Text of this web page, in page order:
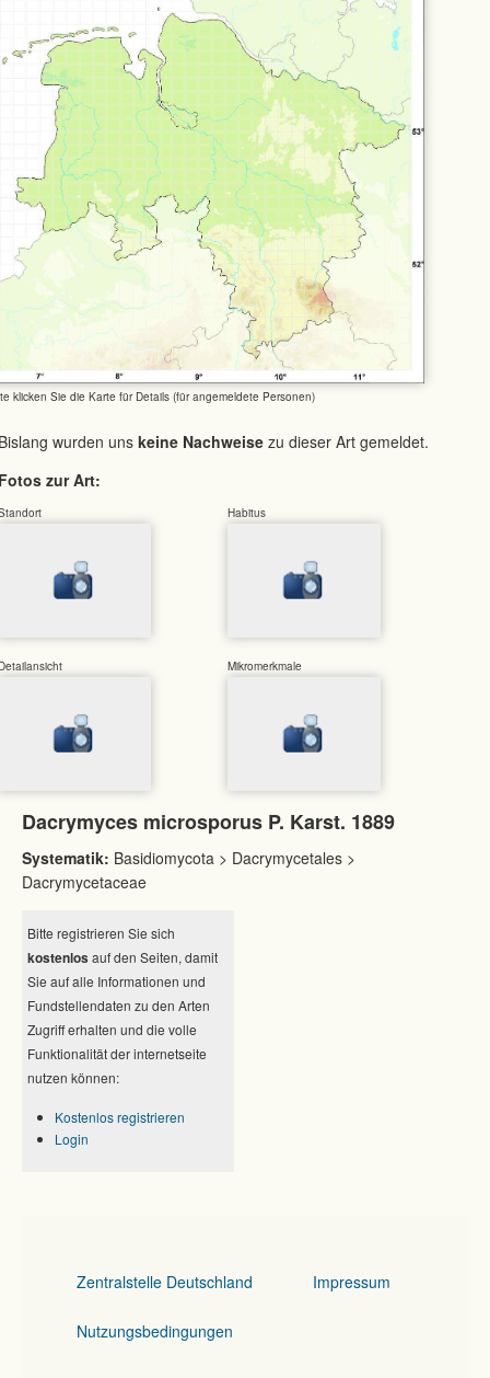
klicken Sie die Karte für Details (für angemeldete Personen)
wurden uns keine Nachweise zu dieser Art gemeldet.
zur Art:
Habitus
Mikromerkmale
Dacrymyces microsporus P. Karst. 1889
Systematik: Basidiomycota > Dacrymycetales >
Dacrymycetaceae
Bitte registrieren Sie sich
kostenlos auf den Seiten, damit
Sie auf alle Informationen und
Fundstellendaten zu den Arten
Zugriff erhalten und die volle
Funktionalität der internetseite
nutzen können:
Kostenlos registrieren
Login
Zentralstelle Deutschland Impressum
Nutzungsbedingungen